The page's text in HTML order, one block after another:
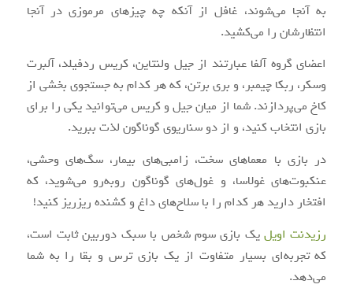
به آنجا می‌شوند، غافل از آنکه چه چیزهای مرموزی در آنجا
انتظارشان را می‌کشید.
اعضای گروه آلفا عبارتند از جیل ولنتاین، کریس ردفیلد، آلبرت
وسکر، ربکا چیمبر، و بری برتن، که هر کدام به جستجوی بخشی از
کاخ می‌پردازند. شما از میان جیل و کریس می‌توانید یکی را برای
بازی انتخاب کنید، و از دو سناریوی گوناگون لذت ببرید.
در بازی با معماهای سخت، زامبی‌های بیمار، سگ‌های وحشی،
عنکبوت‌های غولاسا، و غول‌های گوناگون روبه‌رو می‌شوید، که
افتخار دارید هر کدام را با سلاح‌های داغ و کشنده ریزریز کنید!
رزیدنت اویلیک بازی سوم شخص با سبک دوربین ثابت است،
که تجربه‌ای بسیار متفاوت از یک بازی ترس و بقا را به شما
می‌دهد.